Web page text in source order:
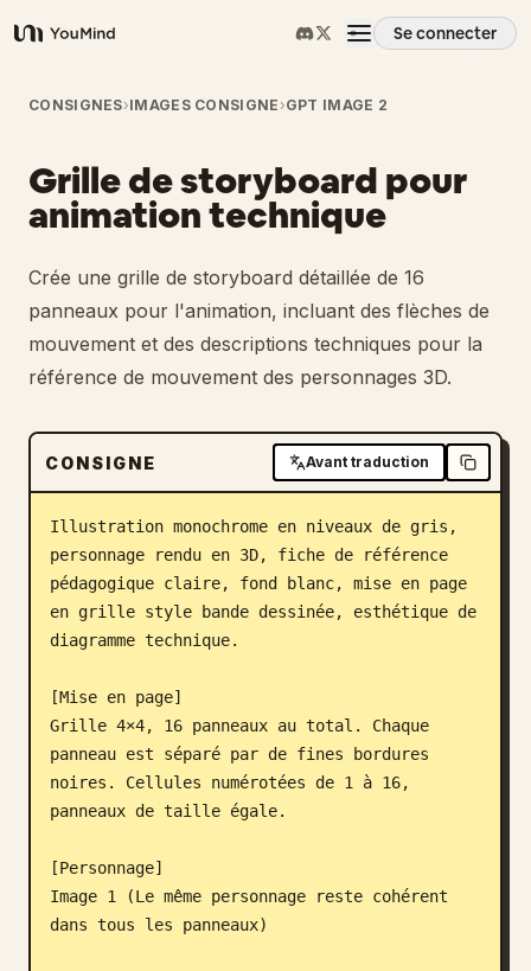
YouMind
Se connecter
Aperçu
Cas d'usage
Invites
Télécharger
Blog
Mises à jour
CONSIGNES›IMAGES CONSIGNE ›GPT IMAGE 2
Grille de storyboard pour
animation technique
Crée une grille de storyboard détaillée de 16
panneaux pour l'animation, incluant des flèches de
mouvement et des descriptions techniques pour la
référence de mouvement des personnages 3D.
CONSIGNE Avant traduction
Illustration monochrome en niveaux de gris,
personnage rendu en 3D, fiche de référence
pédagogique claire, fond blanc, mise en page
en grille style bande dessinée, esthétique de
diagramme technique.
[Mise en page]
Grille 4×4, 16 panneaux au total. Chaque
panneau est séparé par de fines bordures
noires. Cellules numérotées de 1 à 16,
panneaux de taille égale.
[Personnage]
Image 1 (Le même personnage reste cohérent
dans tous les panneaux)